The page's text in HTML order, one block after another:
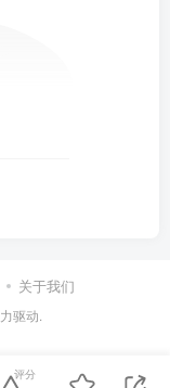
关于我们
驱动.
评分